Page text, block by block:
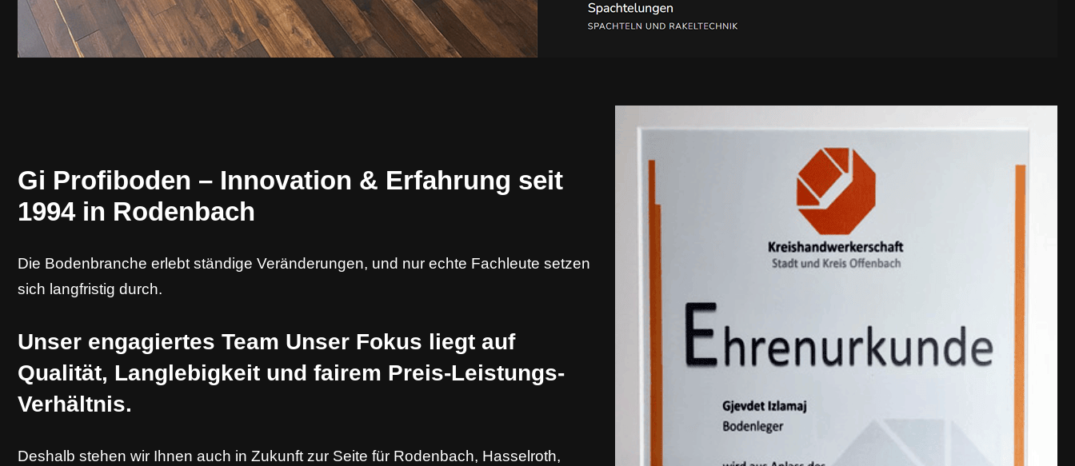
Gi Profiboden – Innovation & Erfahrung seit
1994 in Rodenbach
Die Bodenbranche erlebt ständige Veränderungen, und nur echte Fachleute setzen
sich langfristig durch.
Unser engagiertes Team Unser Fokus liegt auf
Qualität, Langlebigkeit und fairem Preis-Leistungs-
Verhältnis.
Deshalb stehen wir Ihnen auch in Zukunft zur Seite für Rodenbach, Hasselroth,